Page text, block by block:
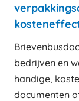
bedrijven en
handige,
documenten